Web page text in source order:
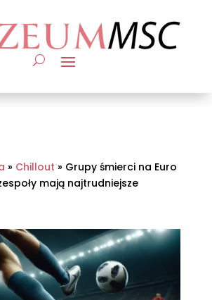
» Chillout » Grupy śmierci na Euro
mają najtrudniejsze